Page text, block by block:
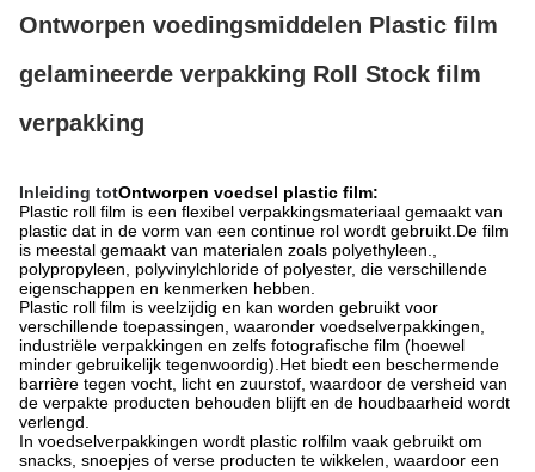
Ontworpen voedingsmiddelen Plastic film
gelamineerde verpakking Roll Stock film
verpakking
Inleiding totOntworpen voedsel plastic film:
Plastic roll film is een flexibel verpakkingsmateriaal gemaakt van
plastic dat in de vorm van een continue rol wordt gebruikt.De film
is meestal gemaakt van materialen zoals polyethyleen.,
polypropyleen, polyvinylchloride of polyester, die verschillende
eigenschappen en kenmerken hebben.
Plastic roll film is veelzijdig en kan worden gebruikt voor
verschillende toepassingen, waaronder voedselverpakkingen,
industriële verpakkingen en zelfs fotografische film (hoewel
minder gebruikelijk tegenwoordig).Het biedt een beschermende
barrière tegen vocht, licht en zuurstof, waardoor de versheid van
de verpakte producten behouden blijft en de houdbaarheid wordt
verlengd.
In voedselverpakkingen wordt plastic rolfilm vaak gebruikt om
snacks, snoepjes of verse producten te wikkelen, waardoor een